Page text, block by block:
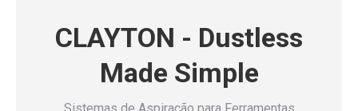
CLAYTON - Dustless
Made Simple